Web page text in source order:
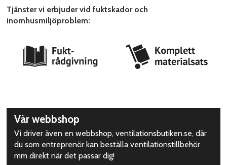
Tjänster vi erbjuder vid fuktskador och
inomhusmiljöproblem:
Upptäck
mer
Vår webbshop
Vi driver även en webbshop, ventilationsbutiken.se, där
du som entreprenör kan beställa ventilationstillbehör
mm direkt när det passar dig!